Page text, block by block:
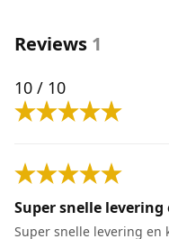
Reviews 1
10 / 10
Super snelle
Super snelle levering en